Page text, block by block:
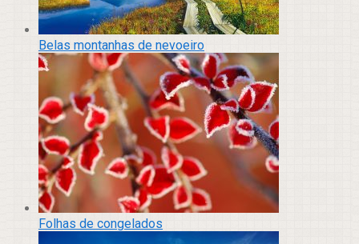
Belas montanhas de nevoeiro
Folhas de congelados